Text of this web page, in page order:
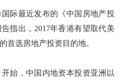
最近发布的《中国房地产投
指出，2017年香港有望取代美
首选房地产投资目的地。
，中国内地资本投资亚洲以